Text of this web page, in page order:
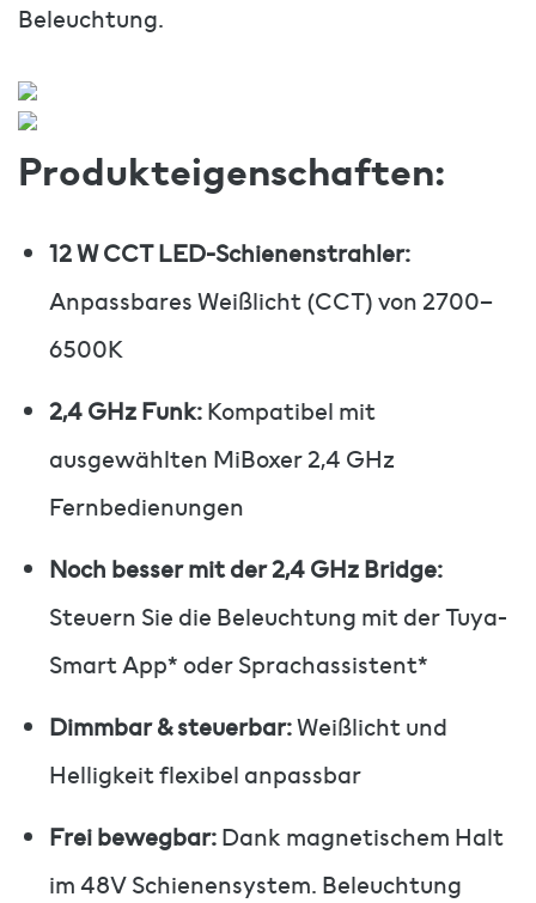
Beleuchtung.
Produkteigenschaften:
12 W CCT LED-Schienenstrahler:
Anpassbares Weißlicht (CCT) von 2700–
6500K
2,4 GHz Funk:Kompatibel mit
ausgewählten MiBoxer 2,4 GHz
Fernbedienungen
Noch besser mit der 2,4 GHz Bridge:
Steuern Sie die Beleuchtung mit der Tuya-
Smart App* oder Sprachassistent*
Dimmbar & steuerbar:Weißlicht und
Helligkeit flexibel anpassbar
Frei bewegbar:Dank magnetischem Halt
im 48V Schienensystem. Beleuchtung